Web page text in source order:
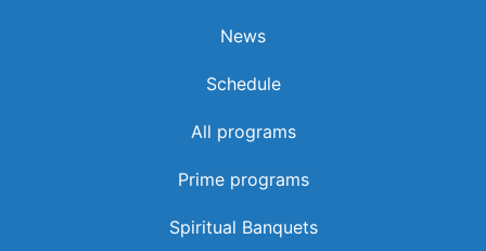
സ്മാരക നാണയങ്ങളിൽ ഇനി ലെയോ പതിനാലാമൻ
News
Schedule
All programs
Prime programs
Spiritual Banquets